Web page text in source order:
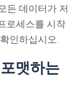
든 데이터가 저
로세스를 시작
인하십시오.
맷하는